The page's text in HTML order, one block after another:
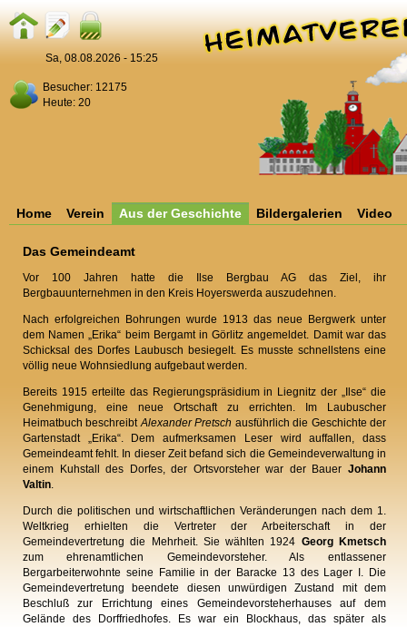
Sa, 08.08.2026 - 15:25
Besucher: 12175
Heute: 20
Home Verein Aus der Geschichte Bildergalerien Video
Das Gemeindeamt
Vor 100 Jahren hatte die Ilse Bergbau AG das Ziel, ihr
Bergbauunternehmen in den Kreis Hoyerswerda auszudehnen.
Nach erfolgreichen Bohrungen wurde 1913 das neue Bergwerk unter
dem Namen „Erika“ beim Bergamt in Görlitz angemeldet. Damit war das
Schicksal des Dorfes Laubusch besiegelt. Es musste schnellstens eine
völlig neue Wohnsiedlung aufgebaut werden.
Bereits 1915 erteilte das Regierungspräsidium in Liegnitz der „Ilse“ die
Genehmigung, eine neue Ortschaft zu errichten. Im Laubuscher
Heimatbuch beschreibtAlexander Pretsch ausführlich die Geschichte der
Gartenstadt „Erika“. Dem aufmerksamen Leser wird auffallen, dass
Gemeindeamt fehlt. In dieser Zeit befand sich die Gemeindeverwaltung in
einem Kuhstall des Dorfes, der Ortsvorsteher war der Bauer Johann
Valtin.
Durch die politischen und wirtschaftlichen Veränderungen nach dem 1.
Weltkrieg erhielten die Vertreter der Arbeiterschaft in der
Gemeindevertretung die Mehrheit. Sie wählten 1924 Georg Kmetsch
zum ehrenamtlichen Gemeindevorsteher. Als entlassener
Bergarbeiterwohnte seine Familie in der Baracke 13 des Lager I. Die
Gemeindevertretung beendete diesen unwürdigen Zustand mit dem
Beschluß zur Errichtung eines Gemeindevorsteherhauses auf dem
Gelände des Dorffriedhofes. Es war ein Blockhaus, das später als